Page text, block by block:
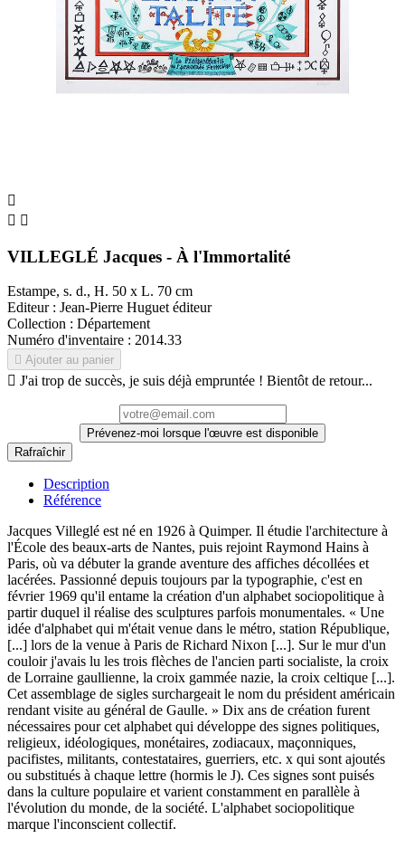

 
VILLEGLÉ Jacques - À l'Immortalité
Estampe, s. d., H. 50 x L. 70 cm
Editeur : Jean-Pierre Huguet éditeur
Collection : Département
Numéro d'inventaire : 2014.33
 Ajouter au panier
 J'ai trop de succès, je suis déjà empruntée ! Bientôt de retour...
Prévenez-moi lorsque l'œuvre est disponible
Description
Référence
Jacques Villeglé est né en 1926 à Quimper. Il étudie l'architecture à
l'École des beaux-arts de Nantes, puis rejoint Raymond Hains à
Paris, où va débuter la grande aventure des affiches décollées et
lacérées. Passionné depuis toujours par la typographie, c'est en
février 1969 qu'il entame la création d'un alphabet sociopolitique à
partir duquel il réalise des sculptures parfois monumentales. « Une
idée d'alphabet qui m'était venue dans le métro, station République,
[...] lors de la venue à Paris de Richard Nixon [...]. Sur le mur d'un
couloir j'avais lu les trois flèches de l'ancien parti socialiste, la croix
de Lorraine gaullienne, la croix gammée nazie, la croix celtique [...].
Cet assemblage de sigles surchargeait le nom du président américain
rendant visite au général de Gaulle. » Dix ans de création furent
nécessaires pour cet alphabet qui développe des signes politiques,
religieux, idéologiques, monétaires, zodiacaux, maçonniques,
pacifistes, militants, contestataires, guerriers, etc. x qui sont ajoutés
ou substitués à chaque lettre (hormis le J). Ces signes sont puisés
dans la culture populaire et varient constamment en parallèle à
l'évolution du monde, de la société. L'alphabet sociopolitique
marque l'inconscient collectif.